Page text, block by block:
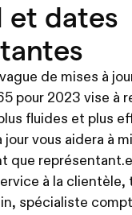
et dates
de mises à
pour 2023 vise à
fluides et plus
jour vous aidera à
que
à la clientèle,
spécialiste